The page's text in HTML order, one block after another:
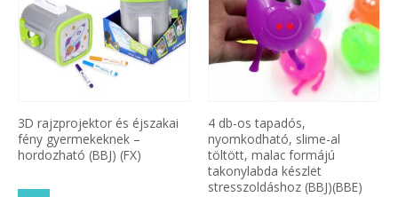
3D rajzprojektor és éjszakai
fény gyermekeknek –
hordozható (BBJ) (FX)
4 db-os tapadós,
nyomkodható, slime-al
töltött, malac formájú
takonylabda készlet
stresszoldáshoz (BBJ)(BBE)